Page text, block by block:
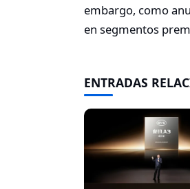
embargo, como
en segmentos
ENTRADAS